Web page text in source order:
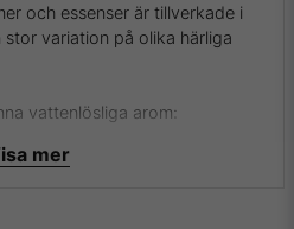
och essenser är tillverkade i
stor variation på olika härliga
vattenlösliga arom:
mer